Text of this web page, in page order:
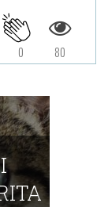
80
0